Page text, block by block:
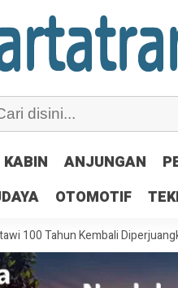
KABIN ANJUNGAN
OTOMOTIF
Kembali Diperjuangkan